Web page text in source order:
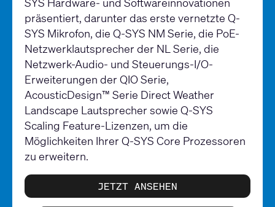
präsentiert, darunter das erste vernetzte Q-
SYS Mikrofon, die Q-SYS NM Serie, die PoE-
Netzwerklautsprecher der NL Serie, die
Netzwerk-Audio- und Steuerungs-I/O-
Erweiterungen der QIO Serie,
AcousticDesign™ Serie Direct Weather
Landscape Lautsprecher sowie Q-SYS
Scaling Feature-Lizenzen, um die
Möglichkeiten Ihrer Q-SYS Core Prozessoren
zu erweitern.
JETZT ANSEHEN